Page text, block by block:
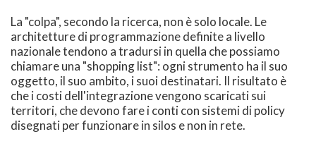
La "colpa", secondo la ricerca, non è solo locale. Le
architetture di programmazione definite a livello
nazionale tendono a tradursi in quella che possiamo
chiamare una "shopping list": ogni strumento ha il suo
oggetto, il suo ambito, i suoi destinatari. Il risultato è
che i costi dell'integrazione vengono scaricati sui
territori, che devono fare i conti con sistemi di policy
disegnati per funzionare in silos e non in rete.